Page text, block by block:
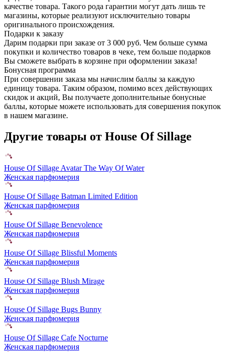
качестве товара. Такого рода гарантии могут дать лишь те
магазины, которые реализуют исключительно товары
оригинального происхождения.
Подарки к заказу
Дарим подарки при заказе от 3 000 руб. Чем больше сумма
покупки и количество товаров в чеке, тем больше подарков
Вы сможете выбрать в корзине при оформлении заказа!
Бонусная программа
При совершении заказа мы начислим баллы за каждую
единицу товара. Таким образом, помимо всех действующих
скидок и акций, Вы получаете дополнительные бонусные
баллы, которые можете использовать для совершения покупок
в нашем магазине.
Другие товары от House Of Sillage
House Of Sillage Avatar The Way Of Water
Женская парфюмерия
House Of Sillage Batman Limited Edition
Женская парфюмерия
House Of Sillage Benevolence
Женская парфюмерия
House Of Sillage Blissful Moments
Женская парфюмерия
House Of Sillage Blush Mirage
Женская парфюмерия
House Of Sillage Bugs Bunny
Женская парфюмерия
House Of Sillage Cafe Nocturne
Женская парфюмерия